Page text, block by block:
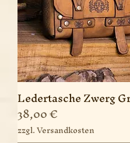
Ledertasche Zwerg
Preis
38,00 €
zzgl. Versandkosten